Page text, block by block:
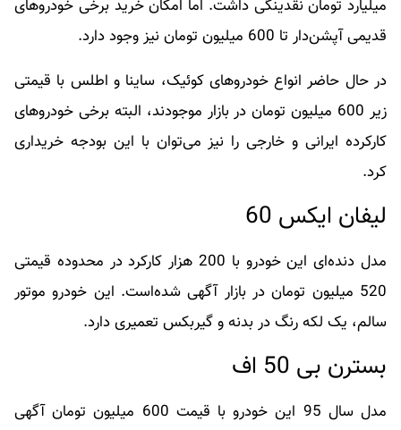
میلیارد تومان نقدینگی داشت. اما امکان خرید برخی خودروهای
قدیمی آپشن‌دار تا 600 میلیون تومان نیز وجود دارد.
در حال حاضر انواع خودروهای کوئیک، ساینا و اطلس با قیمتی
زیر 600 میلیون تومان در بازار موجودند، البته برخی خودروهای
کارکرده ایرانی و خارجی را نیز می‌توان با این بودجه خریداری
کرد.
لیفان ایکس 60
مدل دنده‌ای این خودرو با 200 هزار کارکرد در محدوده قیمتی
520 میلیون تومان در بازار آگهی شده‌است. این خودرو موتور
سالم، یک لکه رنگ در بدنه و گیربکس تعمیری دارد.
بسترن بی 50 اف
مدل سال 95 این خودرو با قیمت 600 میلیون تومان آگهی